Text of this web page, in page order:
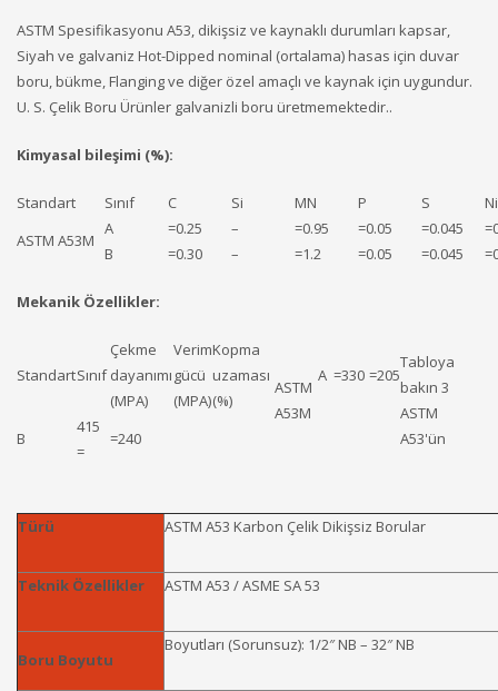
ASTM Spesifikasyonu A53, dikişsiz ve kaynaklı durumları kapsar,
Siyah ve galvaniz Hot-Dipped nominal (ortalama) hasas için duvar
boru, bükme, Flanging ve diğer özel amaçlı ve kaynak için uygundur.
U. S. Çelik Boru Ürünler galvanizli boru üretmemektedir..
Kimyasal bileşimi (%):
Standart Sınıf C Si MN P S
Ni
ASTM A53M
A =0.25 – =0.95 =0.05 =0.045
B
=0.30 – =1.2 =0.05 =0.045
Mekanik Özellikler:
StandartSınıf
Çekme
dayanımı
(MPA)
Verim
gücü
(MPA)
Kopma
uzaması
(%)
ASTM
A53M
A =330 =205
Tabloya
bakın 3
ASTM
A53'ün
B
415
=
=240
Türü ASTM A53 Karbon Çelik Dikişsiz Borular
Teknik Özellikler ASTM A53 / ASME SA 53
Boru Boyutu
Boyutları (Sorunsuz): 1/2″ NB – 32″ NB